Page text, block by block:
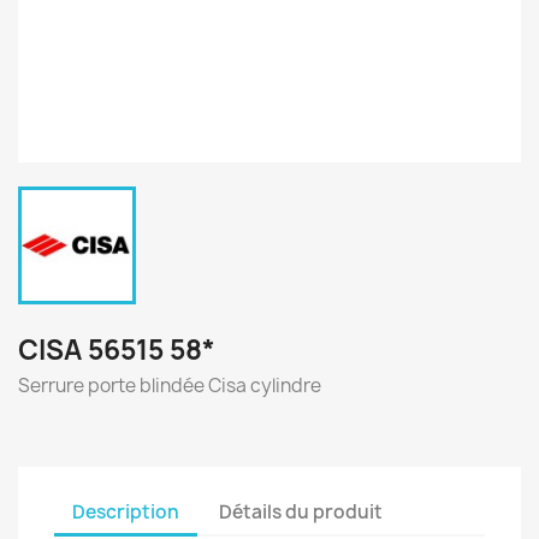
CISA 56515 58*
Serrure porte blindée Cisa cylindre
Description Détails du produit